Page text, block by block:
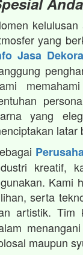
yang
Jasa
yang
latar
kreatif,
Kami
serta
artistik. Tim
maupun